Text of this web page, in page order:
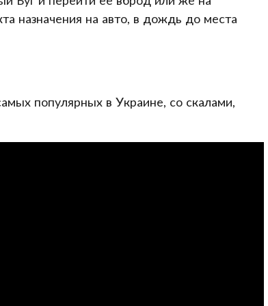
назначения на авто, в дождь до места
популярных в Украине, со скалами,